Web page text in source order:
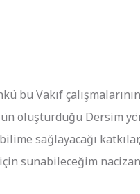
bu Vakıf
oluşturduğu Dersim
sağlayacağı
sunabileceğim